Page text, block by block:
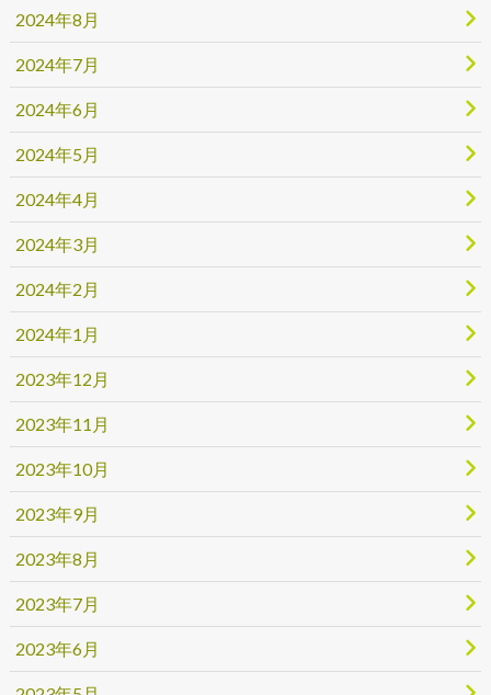
2024年8月
2024年7月
2024年6月
2024年5月
2024年4月
2024年3月
2024年2月
2024年1月
2023年12月
2023年11月
2023年10月
2023年9月
2023年8月
2023年7月
2023年6月